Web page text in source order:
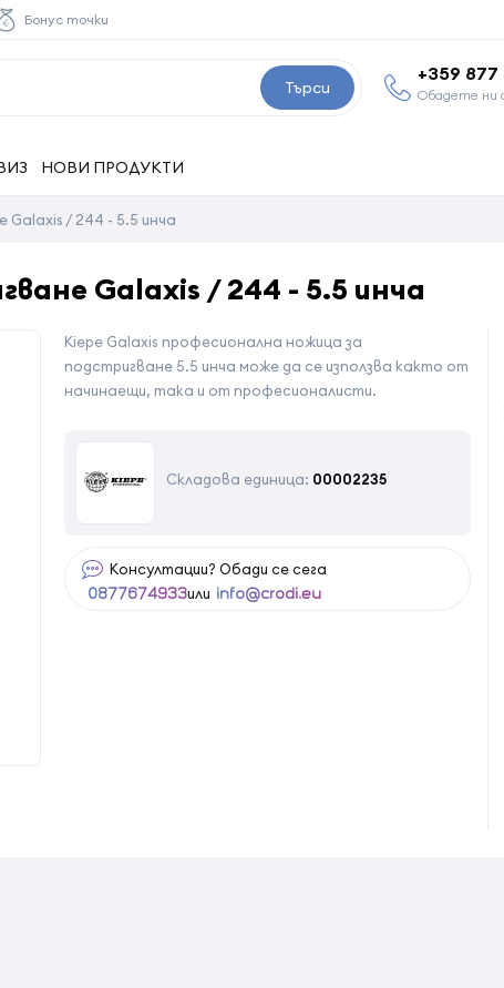
Бонус точки
Търси
+359
Обадете ни
НОВИ ПРОДУКТИ
Galaxis / 244 - 5.5 инча
Galaxis / 244 - 5.5 инча
Kiepe Galaxis професионална ножица за
подстригване 5.5 инча може да се използва както от
начинаещи, така и от професионалисти.
Складова единица: 00002235
Консултации? Обади се сега
0877674933или info@crodi.eu